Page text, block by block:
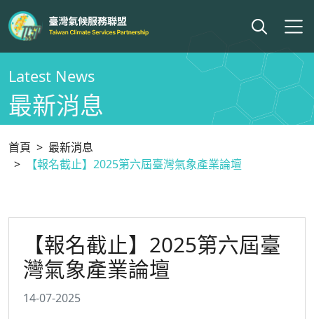
Latest News
最新消息
首頁
最新消息
【報名截止】2025第六屆臺灣氣象產業論壇
【報名截止】2025第六屆臺
灣氣象產業論壇
14-07-2025